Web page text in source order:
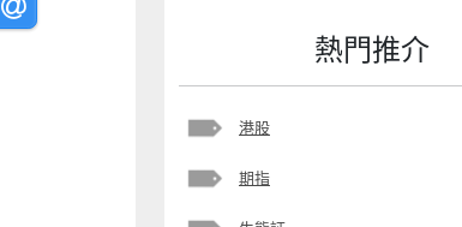
熱門推介
港股
期指